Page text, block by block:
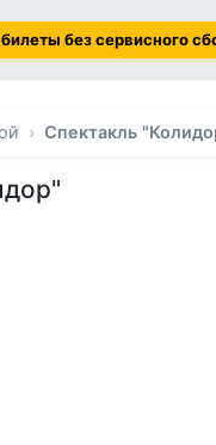
без сервисного
Спектакль